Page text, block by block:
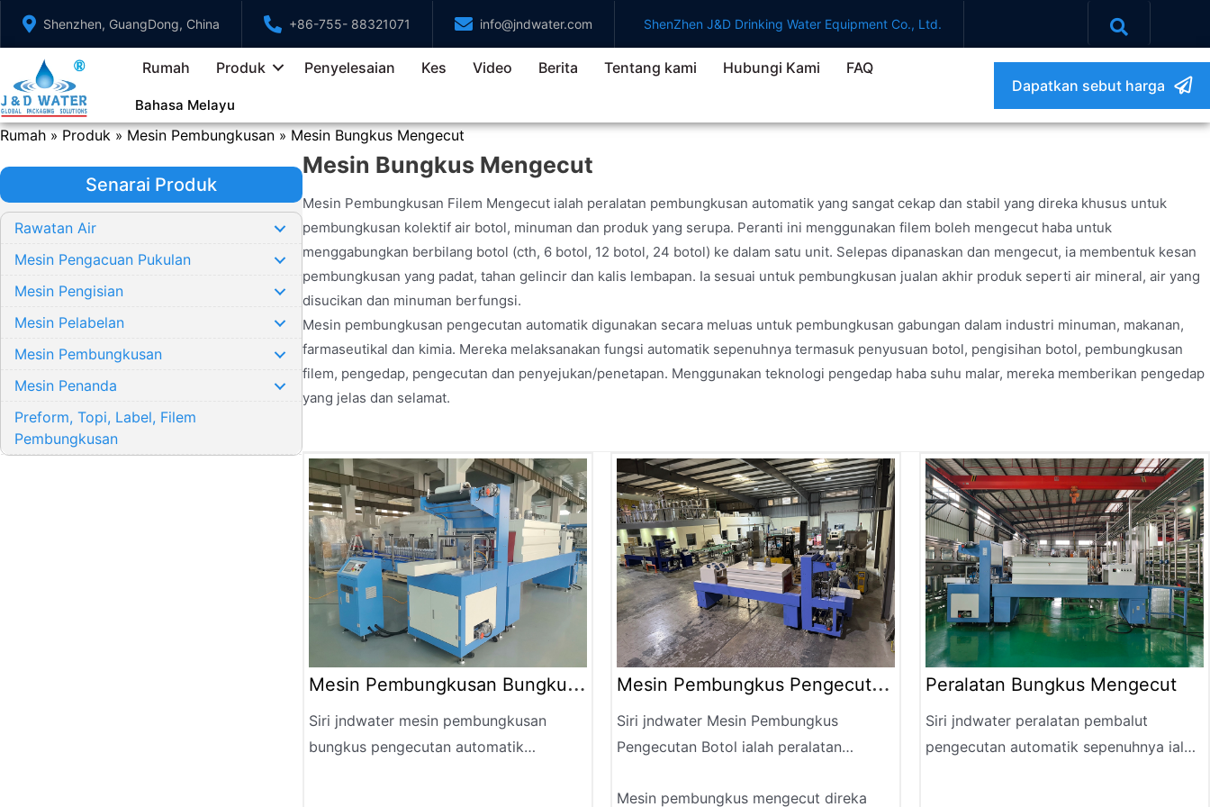
Langkau
kandungan
Shenzhen, GuangDong, China +86-755- 88321071 info@jndwater.com ShenZhen J&D Drinking Water Equipment Co., Ltd.
Rumah Produk Penyelesaian Kes Video Berita Tentang kami Hubungi Kami FAQ
Bahasa Melayu
Dapatkan sebut harga
Rumah » Produk » Mesin Pembungkusan » Mesin Bungkus Mengecut
Senarai Produk
Rawatan Air
Mesin Pengacuan Pukulan
Mesin Pengisian
Mesin Pelabelan
Mesin Pembungkusan
Mesin Penanda
Preform, Topi, Label, Filem
Pembungkusan
Mesin Bungkus Mengecut
Mesin Pembungkusan Filem Mengecut ialah peralatan pembungkusan automatik yang sangat cekap dan stabil yang direka khusus untuk
pembungkusan kolektif air botol, minuman dan produk yang serupa. Peranti ini menggunakan filem boleh mengecut haba untuk
menggabungkan berbilang botol (cth, 6 botol, 12 botol, 24 botol) ke dalam satu unit. Selepas dipanaskan dan mengecut, ia membentuk kesan
pembungkusan yang padat, tahan gelincir dan kalis lembapan. Ia sesuai untuk pembungkusan jualan akhir produk seperti air mineral, air yang
disucikan dan minuman berfungsi.
Mesin pembungkusan pengecutan automatik digunakan secara meluas untuk pembungkusan gabungan dalam industri minuman, makanan,
farmaseutikal dan kimia. Mereka melaksanakan fungsi automatik sepenuhnya termasuk penyusuan botol, pengisihan botol, pembungkusan
filem, pengedap, pengecutan dan penyejukan/penetapan. Menggunakan teknologi pengedap haba suhu malar, mereka memberikan pengedap
yang jelas dan selamat.
Mesin Pembungkusan Bungkus
Mengecut
Siri jndwater mesin pembungkusan
bungkus pengecutan automatik
Mesin Pembungkus Pengecutan
Botol
Siri jndwater Mesin Pembungkus
Pengecutan Botol ialah peralatan
kecekapan tinggi dan operasi
Mesin pembungkus mengecut direka
Peralatan Bungkus Mengecut
Siri jndwater peralatan pembalut
pengecutan automatik sepenuhnya ialah